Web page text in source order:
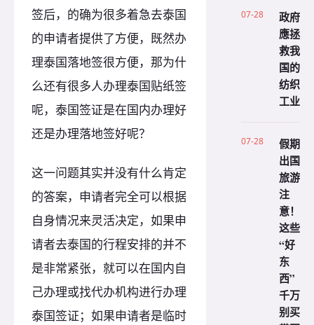
签后，的确为很多着急去泰国
的申请者提供了方便，既然办
理泰国落地签很方便，那为什
么还有很多人办理泰国贴纸签
呢，泰国签证是在国内办理好
还是办理落地签好呢？
这一问题其实并没有什么肯定
的答案，申请者完全可以根据
自身情况来灵活决定，如果申
请者去泰国的行程安排的并不
是非常紧张，就可以在国内自
己办理或找代办机构进行办理
泰国签证；如果申请者是临时
07-28
政府
應拯
救我
国的
纺织
工业
07-28
假期
出国
旅游
注
意！
这些
“好
东
西”
千万
别买